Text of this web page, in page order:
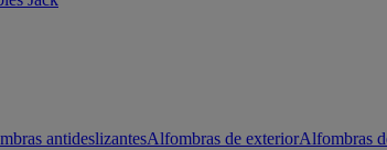
antideslizantesAlfombras de exteriorAlfombras